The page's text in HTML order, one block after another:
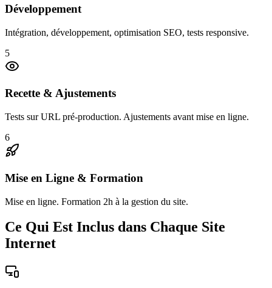
Développement
Intégration, développement, optimisation SEO, tests responsive.
5
Recette & Ajustements
Tests sur URL pré-production. Ajustements avant mise en ligne.
6
Mise en Ligne & Formation
Mise en ligne. Formation 2h à la gestion du site.
Ce Qui Est Inclus dans Chaque Site
Internet